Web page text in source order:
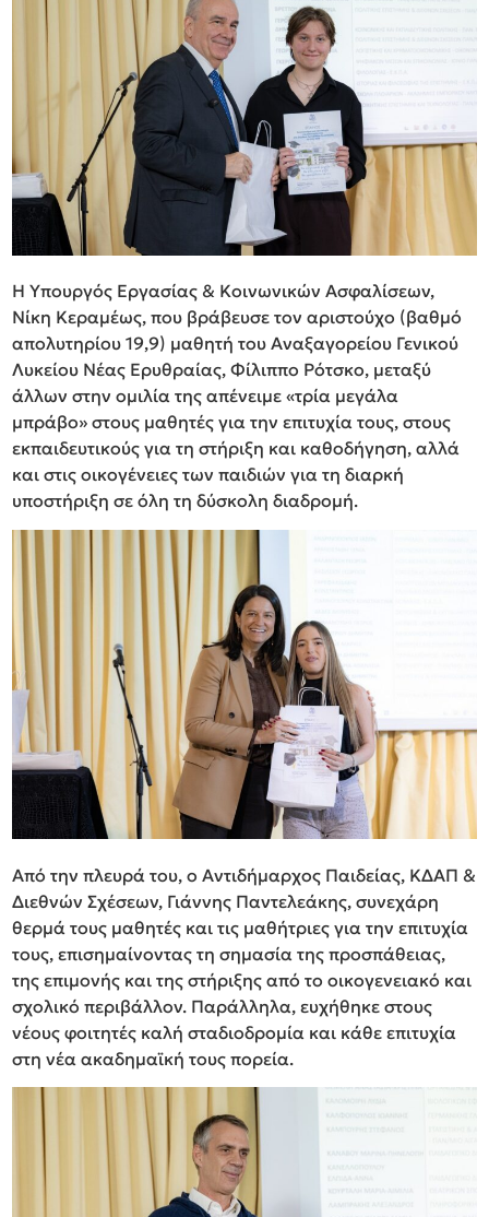
Η Υπουργός Εργασίας & Κοινωνικών Ασφαλίσεων,
Νίκη Κεραμέως, που βράβευσε τον αριστούχο (βαθμό
απολυτηρίου 19,9) μαθητή του Αναξαγορείου Γενικού
Λυκείου Νέας Ερυθραίας, Φίλιππο Ρότσκο, μεταξύ
άλλων στην ομιλία της απένειμε «τρία μεγάλα
μπράβο» στους μαθητές για την επιτυχία τους, στους
εκπαιδευτικούς για τη στήριξη και καθοδήγηση, αλλά
και στις οικογένειες των παιδιών για τη διαρκή
υποστήριξη σε όλη τη δύσκολη διαδρομή.
Από την πλευρά του, ο Αντιδήμαρχος Παιδείας, ΚΔΑΠ &
Διεθνών Σχέσεων, Γιάννης Παντελεάκης, συνεχάρη
θερμά τους μαθητές και τις μαθήτριες για την επιτυχία
τους, επισημαίνοντας τη σημασία της προσπάθειας,
της επιμονής και της στήριξης από το οικογενειακό και
σχολικό περιβάλλον. Παράλληλα, ευχήθηκε στους
νέους φοιτητές καλή σταδιοδρομία και κάθε επιτυχία
στη νέα ακαδημαϊκή τους πορεία.